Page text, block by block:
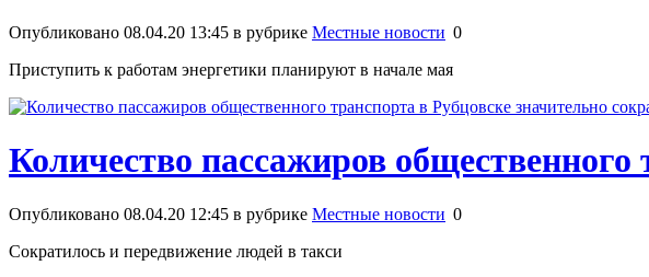
Опубликовано 08.04.20 13:45 в рубрике Местные новости 0
Приступить к работам энергетики планируют в начале мая
Количество пассажиров общественного
Опубликовано 08.04.20 12:45 в рубрике Местные новости 0
Сократилось и передвижение людей в такси